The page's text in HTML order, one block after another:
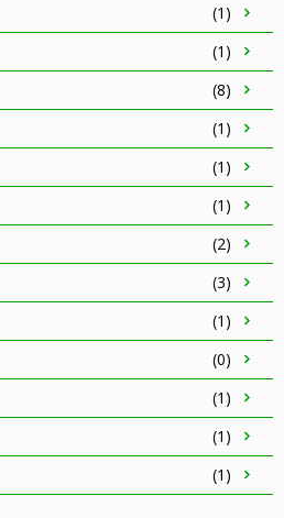
(1)
(1)
(8)
(1)
(1)
(1)
(2)
(3)
(1)
(0)
(1)
(1)
(1)